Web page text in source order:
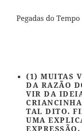
Pegadas do Tempo
(1) MUITAS
DA RAZÃO
VIR DA
TAL DITO.
UMA